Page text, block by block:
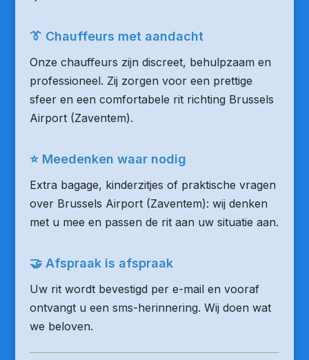
👔 Chauffeurs met aandacht
Onze chauffeurs zijn discreet, behulpzaam en
professioneel. Zij zorgen voor een prettige
sfeer en een comfortabele rit richting Brussels
Airport (Zaventem).
⭐ Meedenken waar nodig
Extra bagage, kinderzitjes of praktische vragen
over Brussels Airport (Zaventem): wij denken
met u mee en passen de rit aan uw situatie aan.
🤝 Afspraak is afspraak
Uw rit wordt bevestigd per e-mail en vooraf
ontvangt u een sms-herinnering. Wij doen wat
we beloven.